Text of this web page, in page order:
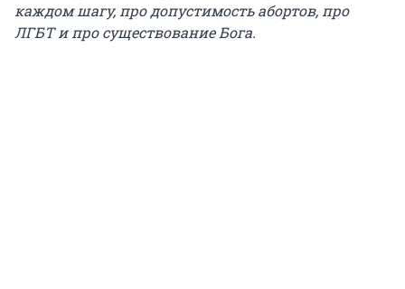
каждом шагу, про допустимость абортов, про
ЛГБТ и про существование Бога.